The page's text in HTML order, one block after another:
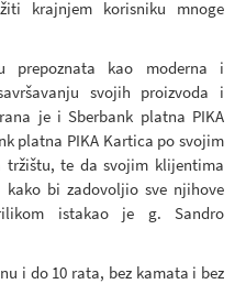
krajnjem korisniku mnoge
prepoznata kao moderna i
svojih proizvoda i
je i Sberbank platna PIKA
platna PIKA Kartica po svojim
tržištu, te da svojim klijentima
bi zadovoljio sve njihove
istakao je g. Sandro
i do 10 rata, bez kamata i bez